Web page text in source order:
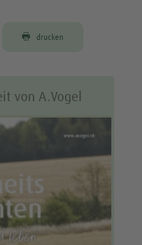
 drucken
von A.Vogel